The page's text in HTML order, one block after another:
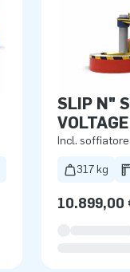
SLIP N" SLIDE
VOLTAGE
Incl. soffiatore
317 kg
10.899,00